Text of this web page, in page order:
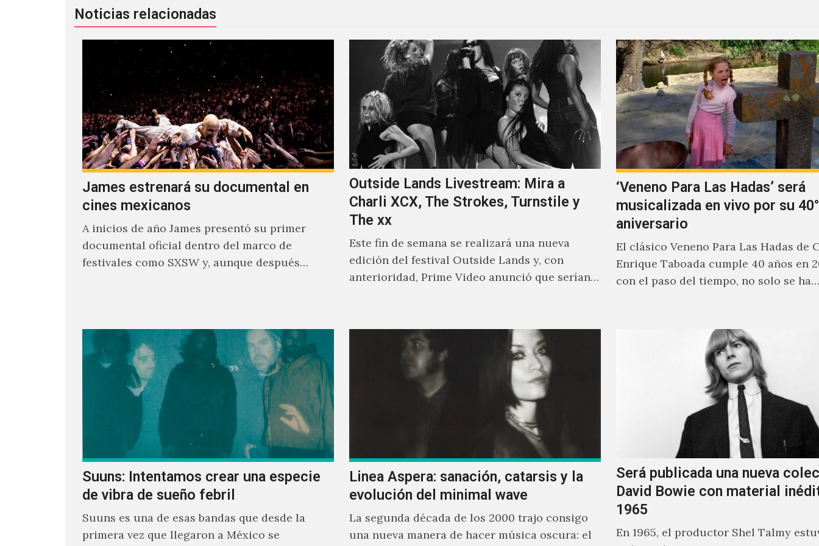
Noticias relacionadas
James estrenará su documental en
cines mexicanos
A inicios de año James presentó su primer
documental oficial dentro del marco de
festivales como SXSW y, aunque después
Outside Lands Livestream: Mira a
Charli XCX, The Strokes, Turnstile y
The xx
Este fin de semana se realizará una nueva
edición del festival Outside Lands y, con
anterioridad, Prime Video anunció que serían
‘Veneno Para Las Hadas’ será
musicalizada en vivo por su 40°
aniversario
El clásico Veneno Para Las Hadas de
Enrique Taboada cumple 40 años en
con el paso del tiempo, no solo se ha…
Suuns: Intentamos crear una especie
de vibra de sueño febril
Suuns es una de esas bandas que desde la
primera vez que llegaron a México se
Linea Aspera: sanación, catarsis y la
evolución del minimal wave
La segunda década de los 2000 trajo consigo
una nueva manera de hacer música oscura: el
Será publicada una nueva
David Bowie con material
1965
En 1965, el productor Shel Talmy